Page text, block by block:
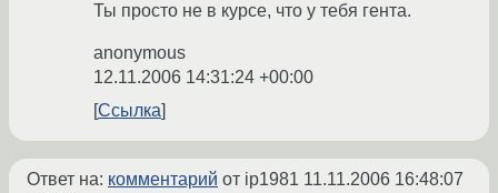
Ты просто не в курсе, что у тебя гента.
anonymous
12.11.2006 14:31:24 +00:00
Ссылка
Ответ на: комментарий от ip1981 11.11.2006 16:48:07